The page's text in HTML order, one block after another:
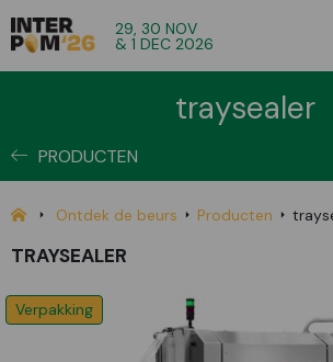
29, 30 NOV
& 1 DEC 2026
traysealer
PRODUCTEN
Ontdek de beurs Producten
TRAYSEALER
Verpakking